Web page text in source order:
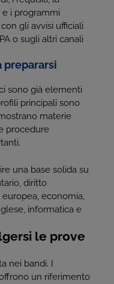
i programmi
gli avvisi ufficiali
o sugli altri canali
prepararsi
sono già elementi
principali sono
materie
procedure
una base solida su
diritto
economia,
informatica e
le prove
nei bandi. I
un riferimento